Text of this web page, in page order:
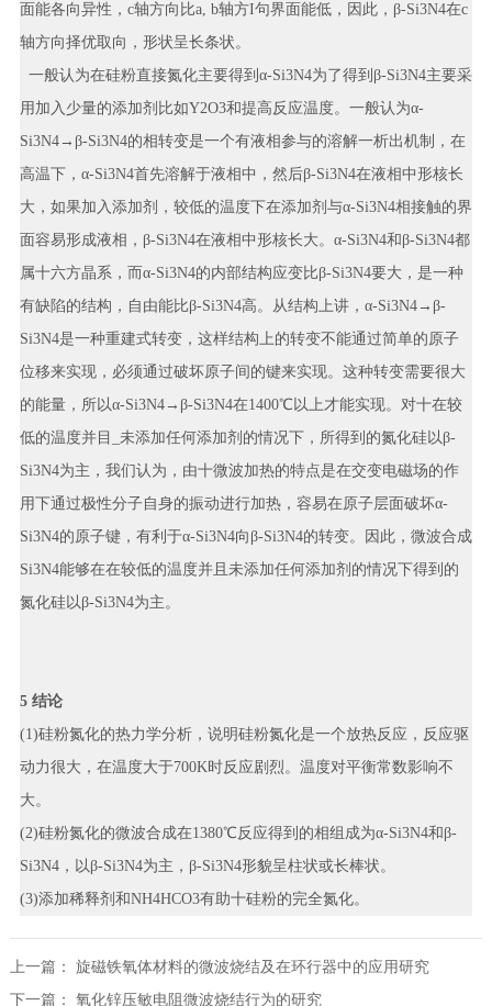
面能各向异性，c轴方向比a, b轴方I句界面能低，因此，β-Si3N4在c
轴方向择优取向，形状呈长条状。
一般认为在硅粉直接氮化主要得到α-Si3N4为了得到β-Si3N4主要采
用加入少量的添加剂比如Y2O3和提高反应温度。一般认为α-
Si3N4→β-Si3N4的相转变是一个有液相参与的溶解一析出机制，在
高温下，α-Si3N4首先溶解于液相中，然后β-Si3N4在液相中形核长
大，如果加入添加剂，较低的温度下在添加剂与α-Si3N4相接触的界
面容易形成液相，β-Si3N4在液相中形核长大。α-Si3N4和β-Si3N4都
属十六方晶系，而α-Si3N4的内部结构应变比β-Si3N4要大，是一种
有缺陷的结构，自由能比β-Si3N4高。从结构上讲，α-Si3N4→β-
Si3N4是一种重建式转变，这样结构上的转变不能通过简单的原子
位移来实现，必须通过破坏原子间的键来实现。这种转变需要很大
的能量，所以α-Si3N4→β-Si3N4在1400℃以上才能实现。对十在较
低的温度并目_未添加任何添加剂的情况下，所得到的氮化硅以β-
Si3N4为主，我们认为，由十微波加热的特点是在交变电磁场的作
用下通过极性分子自身的振动进行加热，容易在原子层面破坏α-
Si3N4的原子键，有利于α-Si3N4向β-Si3N4的转变。因此，微波合成
Si3N4能够在在较低的温度并且未添加任何添加剂的情况下得到的
氮化硅以β-Si3N4为主。
5 结论
(1)硅粉氮化的热力学分析，说明硅粉氮化是一个放热反应，反应驱
动力很大，在温度大于700K时反应剧烈。温度对平衡常数影响不
大。
(2)硅粉氮化的微波合成在1380℃反应得到的相组成为α-Si3N4和β-
Si3N4，以β-Si3N4为主，β-Si3N4形貌呈柱状或长棒状。
(3)添加稀释剂和NH4HCO3有助十硅粉的完全氮化。
上一篇： 旋磁铁氧体材料的微波烧结及在环行器中的应用研究
下一篇： 氧化锌压敏电阻微波烧结行为的研究